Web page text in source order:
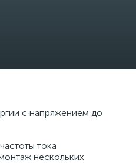
с напряжением до
тока
нескольких